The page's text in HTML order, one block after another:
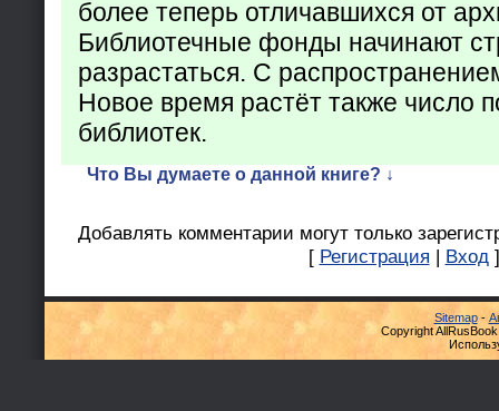
более теперь отличавшихся от
Библиотечные фонды начинают
разрастаться. С
Новое время растёт также число
библиотек.
Что Вы думаете о данной книге? ↓
Добавлять комментарии могут только
[ Регистрация | Вход ]
Sitemap-
Copyright